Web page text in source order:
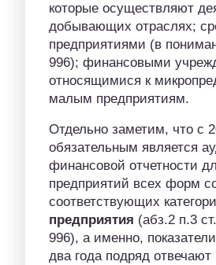
которые осуществляют
добывающих отраслях;
предприятиями (в
996); финансовыми
относящимися к
малым предприятиям.
Отдельно заметим, что с
обязательным является
финансовой отчетности
предприятий всех форм
соответствующих
предприятия (абз.2 п.3
996), а именно, показатели
два года подряд отвечают